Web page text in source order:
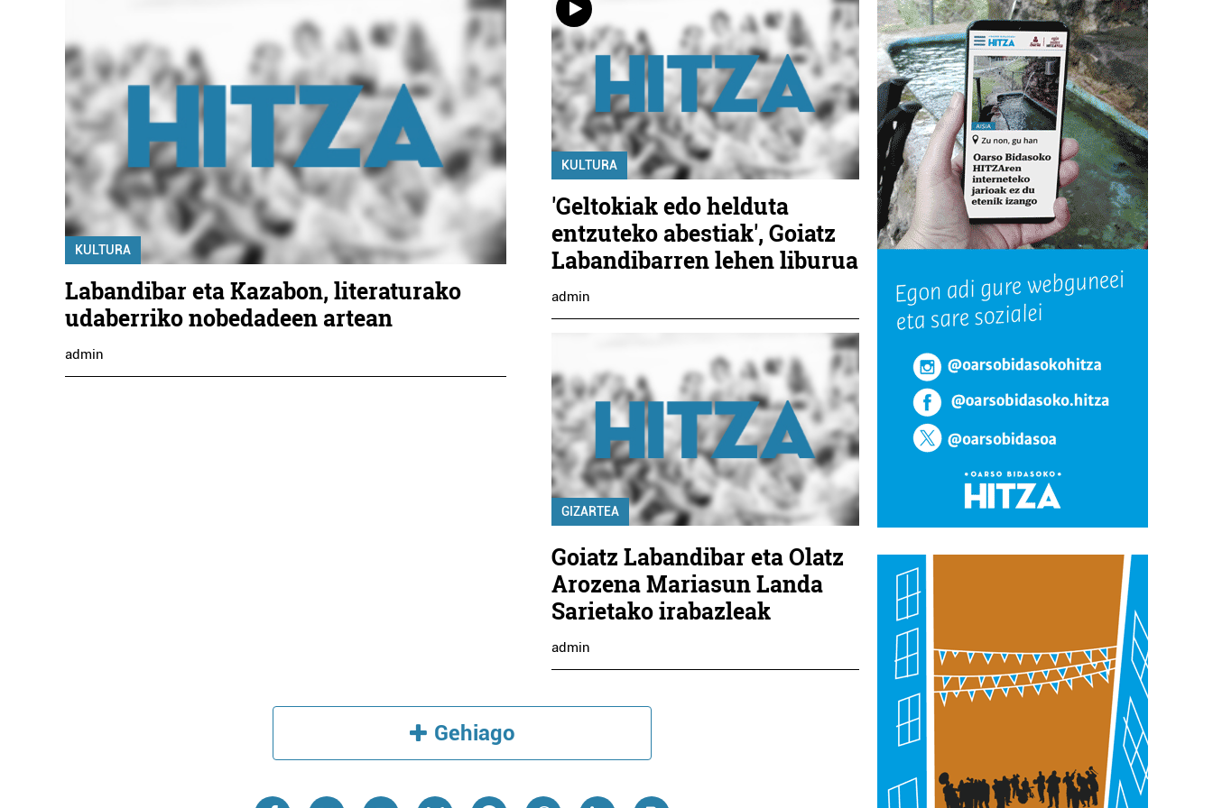
KULTURA
Labandibar eta Kazabon, literaturako
udaberriko nobedadeen artean
admin
KULTURA
'Geltokiak edo helduta
entzuteko abestiak', Goiatz
Labandibarren lehen liburua
admin
GIZARTEA
Goiatz Labandibar eta Olatz
Arozena Mariasun Landa
Sarietako irabazleak
admin
Gehiago